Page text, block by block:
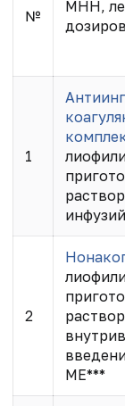
№
МНН,
1
2
МЕ***